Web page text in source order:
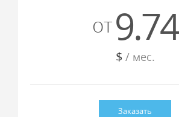
от9.74
$ / мес.
Заказать